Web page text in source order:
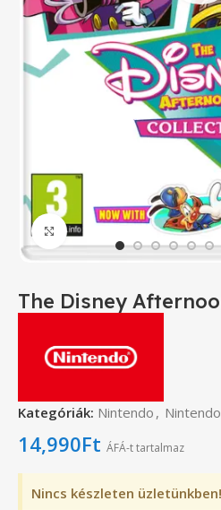
Click to enlarge
The Disney
Kategóriák: Nintendo ,
14,990Ft ÁFÁ-t tartalmaz
Nincs készleten